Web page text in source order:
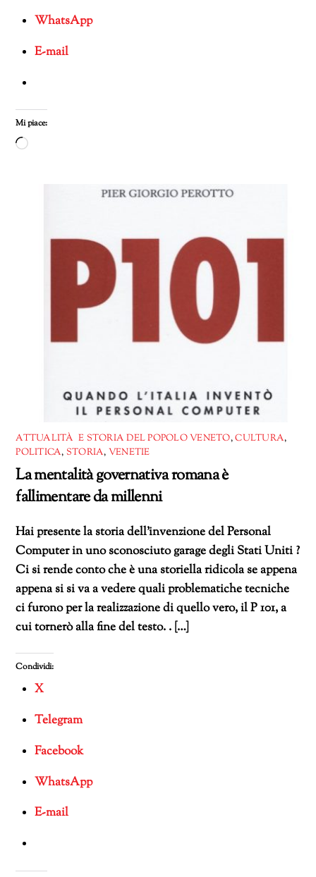
WhatsApp
E-mail
Mi piace:
Caricamento
ATTUALITÀ E STORIA DEL POPOLO VENETO,CULTURA,
POLITICA, STORIA, VENETIE
La mentalità governativa romana è
fallimentare da millenni
Hai presente la storia dell’invenzione del Personal
Computer in uno sconosciuto garage degli Stati Uniti ?
Ci si rende conto che è una storiella ridicola se appena
appena si si va a vedere quali problematiche tecniche
ci furono per la realizzazione di quello vero, il P 101, a
cui tornerò alla fine del testo. . […]
Condividi:
X
Telegram
Facebook
WhatsApp
E-mail